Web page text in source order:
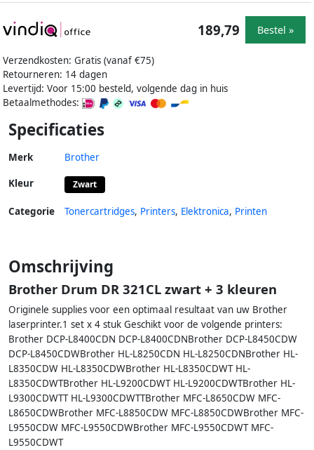
Verzendkosten: Gratis (vanaf €75)
Retourneren: 14 dagen
Levertijd: Voor 15:00 besteld, volgende dag in huis
Betaalmethodes:
189,79 Bestel »
Specificaties
Merk Brother
Kleur Zwart
Categorie Tonercartridges, Printers, Elektronica, Printen
Omschrijving
Brother Drum DR 321CL zwart + 3 kleuren
Originele supplies voor een optimaal resultaat van uw Brother
laserprinter.1 set x 4 stuk Geschikt voor de volgende printers:
Brother DCP-L8400CDN DCP-L8400CDNBrother DCP-L8450CDW
DCP-L8450CDWBrother HL-L8250CDN HL-L8250CDNBrother HL-
L8350CDW HL-L8350CDWBrother HL-L8350CDWT HL-
L8350CDWTBrother HL-L9200CDWT HL-L9200CDWTBrother HL-
L9300CDWTT HL-L9300CDWTTBrother MFC-L8650CDW MFC-
L8650CDWBrother MFC-L8850CDW MFC-L8850CDWBrother MFC-
L9550CDW MFC-L9550CDWBrother MFC-L9550CDWT MFC-
L9550CDWT